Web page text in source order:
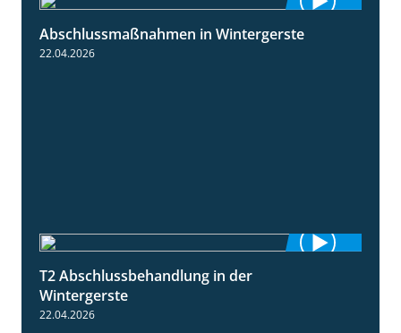
Abschlussmaßnahmen in Wintergerste
22.04.2026
T2 Abschlussbehandlung in der
Wintergerste
22.04.2026